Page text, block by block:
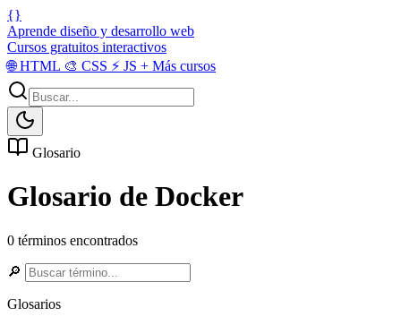
{}
Aprende diseño y desarrollo web
Cursos gratuitos interactivos
🌐HTML 🎨 CSS ⚡ JS + Más cursos
Glosario
Glosario de Docker
0 términos encontrados
🔎
Glosarios